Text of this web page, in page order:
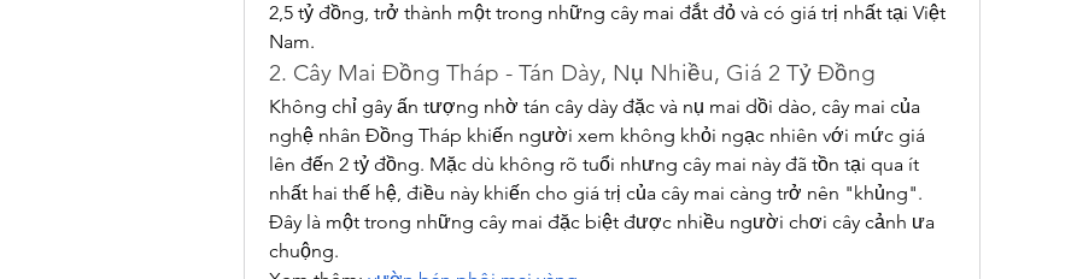
2,5 tỷ đồng, trở thành một trong những cây mai đắt đỏ và có giá trị nhất tại Việt
Nam.
2. Cây Mai Đồng Tháp - Tán Dày, Nụ Nhiều, Giá 2 Tỷ Đồng
Không chỉ gây ấn tượng nhờ tán cây dày đặc và nụ mai dồi dào, cây mai của
nghệ nhân Đồng Tháp khiến người xem không khỏi ngạc nhiên với mức giá
lên đến 2 tỷ đồng. Mặc dù không rõ tuổi nhưng cây mai này đã tồn tại qua ít
nhất hai thế hệ, điều này khiến cho giá trị của cây mai càng trở nên "khủng".
Đây là một trong những cây mai đặc biệt được nhiều người chơi cây cảnh ưa
chuộng.